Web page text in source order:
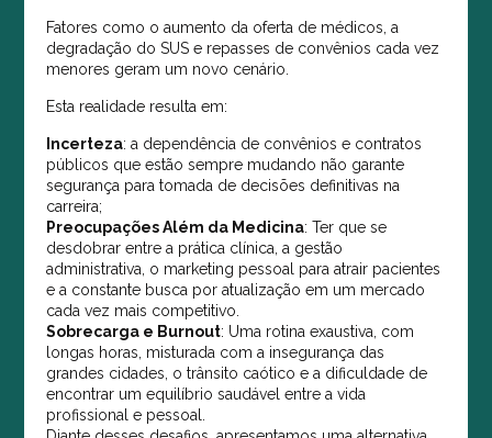
Fatores como o aumento da oferta de médicos, a
degradação do SUS e repasses de convênios cada vez
menores geram um novo cenário.
Esta realidade resulta em:
Incerteza: a dependência de convênios e contratos
públicos que estão sempre mudando não garante
segurança para tomada de decisões definitivas na
carreira;
Preocupações Além da Medicina: Ter que se
desdobrar entre a prática clínica, a gestão
administrativa, o marketing pessoal para atrair pacientes
e a constante busca por atualização em um mercado
cada vez mais competitivo.
Sobrecarga e Burnout: Uma rotina exaustiva, com
longas horas, misturada com a insegurança das
grandes cidades, o trânsito caótico e a dificuldade de
encontrar um equilíbrio saudável entre a vida
profissional e pessoal.